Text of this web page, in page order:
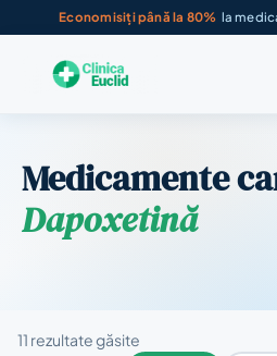
Economisiți până la 80% la
Medicamente
Dapoxetină
11 rezultate găsite